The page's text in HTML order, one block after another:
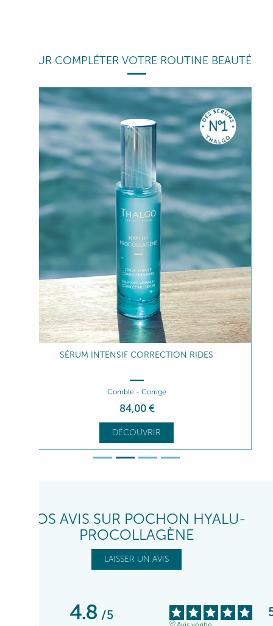
POUR COMPLÉTER VOTRE ROUTINE BEAUTÉ
SÉRUM INTENSIF CORRECTION RIDES
Comble - Corrige
84,00 €
DÉCOUVRIR
VOS AVIS SUR POCHON HYALU-
PROCOLLAGÈNE
LAISSER UN AVIS
4.8/5